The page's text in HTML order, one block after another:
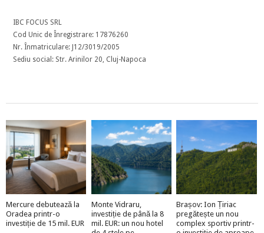
IBC FOCUS SRL
Cod Unic de Înregistrare: 17876260
Nr. Înmatriculare: J12/3019/2005
Sediu social: Str. Arinilor 20, Cluj-Napoca
Mercure debutează la
Oradea printr-o
investiție de 15 mil. EUR
Monte Vidraru,
investiție de până la 8
mil. EUR: un nou hotel
Brașov: Ion Țiriac
pregătește un nou
complex sportiv printr-